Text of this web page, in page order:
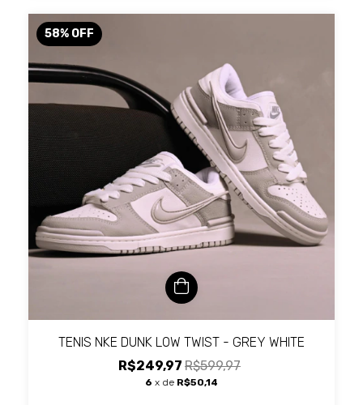
58% OFF
TENIS NKE DUNK LOW TWIST - GREY WHITE
R$249,97 R$599,97
6 x de R$50,14